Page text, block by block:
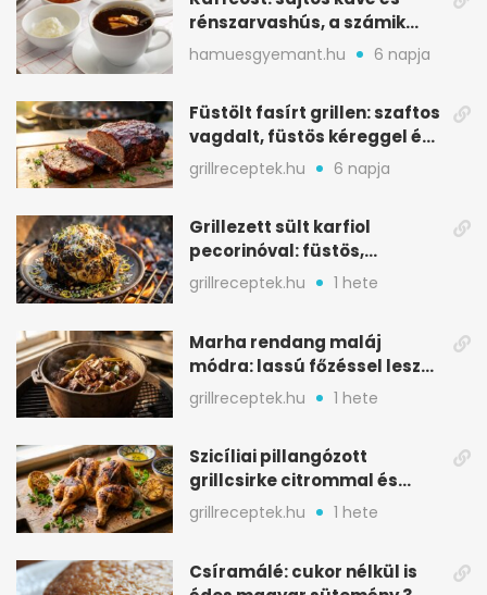
rénszarvashús, a számik
melegítő itala
hamuesgyemant.hu 6 napja
Füstölt fasírt grillen: szaftos
vagdalt, füstös kéreggel és
BBQ mázzal
grillreceptek.hu 6 napja
Grillezett sült karfiol
pecorinóval: füstös,
karamellizált nyári kedvenc
grillreceptek.hu 1 hete
Marha rendang maláj
módra: lassú főzéssel lesz
igazán szaftos
grillreceptek.hu 1 hete
Szicíliai pillangózott
grillcsirke citrommal és
oregánóval
grillreceptek.hu 1 hete
Csíramálé: cukor nélkül is